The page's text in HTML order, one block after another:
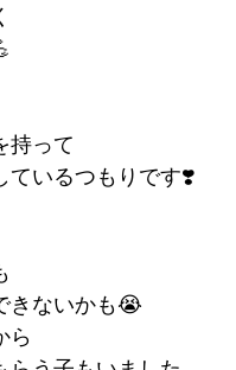
持って
ているつもりです❣️
きないかも😭
ら